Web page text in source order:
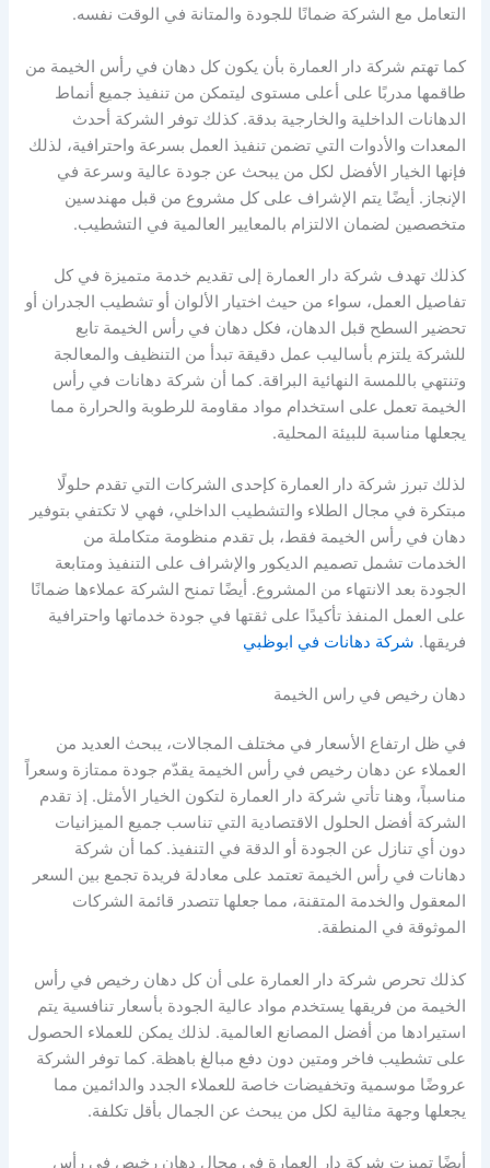
التعامل مع الشركة ضمانًا للجودة والمتانة في الوقت نفسه.
كما تهتم شركة دار العمارة بأن يكون كل دهان في رأس الخيمة من
طاقمها مدربًا على أعلى مستوى ليتمكن من تنفيذ جميع أنماط
الدهانات الداخلية والخارجية بدقة. كذلك توفر الشركة أحدث
المعدات والأدوات التي تضمن تنفيذ العمل بسرعة واحترافية، لذلك
فإنها الخيار الأفضل لكل من يبحث عن جودة عالية وسرعة في
الإنجاز. أيضًا يتم الإشراف على كل مشروع من قبل مهندسين
متخصصين لضمان الالتزام بالمعايير العالمية في التشطيب.
كذلك تهدف شركة دار العمارة إلى تقديم خدمة متميزة في كل
تفاصيل العمل، سواء من حيث اختيار الألوان أو تشطيب الجدران أو
تحضير السطح قبل الدهان، فكل دهان في رأس الخيمة تابع
للشركة يلتزم بأساليب عمل دقيقة تبدأ من التنظيف والمعالجة
وتنتهي باللمسة النهائية البراقة. كما أن شركة دهانات في رأس
الخيمة تعمل على استخدام مواد مقاومة للرطوبة والحرارة مما
يجعلها مناسبة للبيئة المحلية.
لذلك تبرز شركة دار العمارة كإحدى الشركات التي تقدم حلولًا
مبتكرة في مجال الطلاء والتشطيب الداخلي، فهي لا تكتفي بتوفير
دهان في رأس الخيمة فقط، بل تقدم منظومة متكاملة من
الخدمات تشمل تصميم الديكور والإشراف على التنفيذ ومتابعة
الجودة بعد الانتهاء من المشروع. أيضًا تمنح الشركة عملاءها ضمانًا
على العمل المنفذ تأكيدًا على ثقتها في جودة خدماتها واحترافية
فريقها. شركة دهانات في ابوظبي
دهان رخيص في راس الخيمة
في ظل ارتفاع الأسعار في مختلف المجالات، يبحث العديد من
العملاء عن دهان رخيص في رأس الخيمة يقدّم جودة ممتازة وسعراً
مناسباً، وهنا تأتي شركة دار العمارة لتكون الخيار الأمثل. إذ تقدم
الشركة أفضل الحلول الاقتصادية التي تناسب جميع الميزانيات
دون أي تنازل عن الجودة أو الدقة في التنفيذ. كما أن شركة
دهانات في رأس الخيمة تعتمد على معادلة فريدة تجمع بين السعر
المعقول والخدمة المتقنة، مما جعلها تتصدر قائمة الشركات
الموثوقة في المنطقة.
كذلك تحرص شركة دار العمارة على أن كل دهان رخيص في رأس
الخيمة من فريقها يستخدم مواد عالية الجودة بأسعار تنافسية يتم
استيرادها من أفضل المصانع العالمية. لذلك يمكن للعملاء الحصول
على تشطيب فاخر ومتين دون دفع مبالغ باهظة. كما توفر الشركة
عروضًا موسمية وتخفيضات خاصة للعملاء الجدد والدائمين مما
يجعلها وجهة مثالية لكل من يبحث عن الجمال بأقل تكلفة.
أيضًا تميزت شركة دار العمارة في مجال دهان رخيص في رأس